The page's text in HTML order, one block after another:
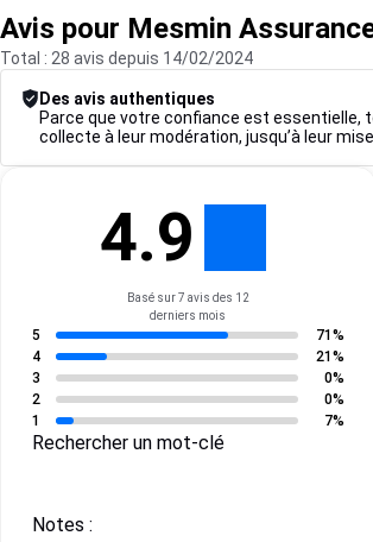
Avis pour Mesmin
Total : 28 avis depuis 14/02/2024
Des avis authentiques
Parce que votre confiance est essentielle,
collecte à leur modération, jusqu’à leur
4.9
Basé sur 7 avis des 12
derniers mois
5
71%
4
21%
3
0%
2
0%
1
7%
Rechercher un mot-clé
Notes :